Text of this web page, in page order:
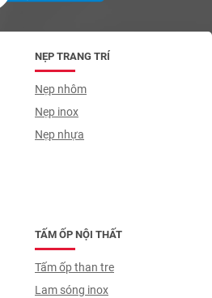
TẤM ỐP NỘI THẤT
Tấm ốp than tre
Lam sóng inox
NẸP TRANG TRÍ
Nẹp nhôm
Nẹp inox
Nẹp nhựa